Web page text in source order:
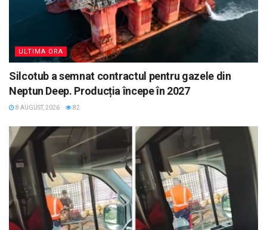
ULTIMA ORA
Silcotub a semnat contractul pentru gazele din
Neptun Deep. Producția începe în 2027
8 AUGUST, 2026 82